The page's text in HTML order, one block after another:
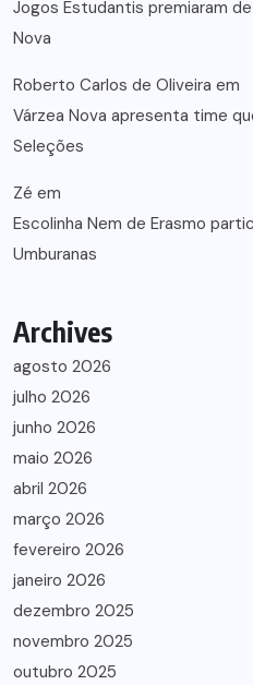
Jogos Estudantis premiaram
Nova
Roberto Carlos de Oliveira em
Várzea Nova apresenta time
Seleções
Zé em
Escolinha Nem de Erasmo
Umburanas
Archives
agosto 2026
julho 2026
junho 2026
maio 2026
abril 2026
março 2026
fevereiro 2026
janeiro 2026
dezembro 2025
novembro 2025
outubro 2025